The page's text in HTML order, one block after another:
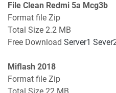
File Clean Redmi 5a Mcg3b
Format file Zip
Total Size 2.2 MB
Free Download Server1
Miflash 2018
Format file Zip